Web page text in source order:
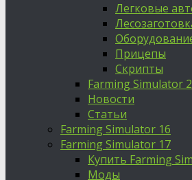
Легковые
Прицепы
Скрипты
Farming Simulator
Новости
Статьи
Farming Simulator 16
Farming Simulator 17
Купить Farming
Моды